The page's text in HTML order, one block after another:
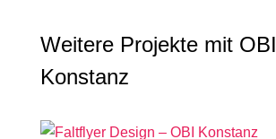
Weitere Projekte mit OBI
Konstanz